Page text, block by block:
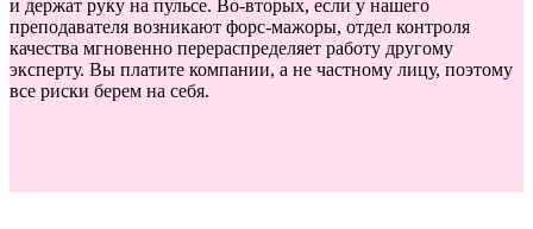
и держат руку на пульсе. Во-вторых, если у нашего
преподавателя возникают форс-мажоры, отдел контроля
качества мгновенно перераспределяет работу другому
эксперту. Вы платите компании, а не частному лицу, поэтому
все риски берем на себя.